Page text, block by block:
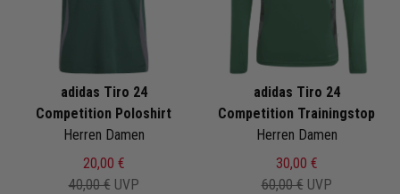
adidas Tiro 24
Competition Poloshirt
Herren Damen
20,00 €
40,00 € UVP
adidas Tiro 24
Competition Trainingstop
Herren Damen
30,00 €
60,00 € UVP